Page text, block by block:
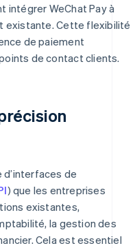
intégrer WeChat Pay à
existante. Cette flexibilité
de paiement
de contact clients.
d’interfaces de
) que les entreprises
existantes,
la gestion des
Cela est essentiel